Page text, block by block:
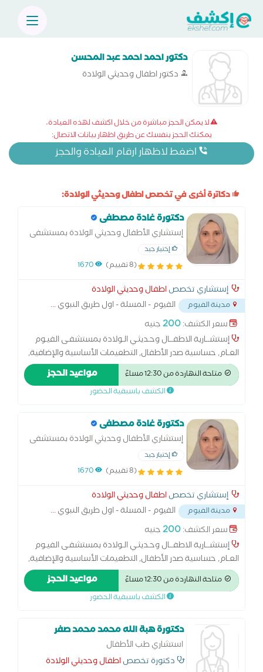
دكتور احمد احمد عبد المحسن
دكتور اطفال وحديثي الولادة
لا يمكن الحجز مباشرة من خلال اكشف لهذه العيادة،
يمكنك الحجز بنفسك عن طريق اظهار بيانات الاتصال:
اضغط لاظهار ارقام العيادة والحجز
دكاترة أخرى في تخصص اطفال وحديثي الولادة:
دكتورة غادة مصطفى
إستشاري الأطفال وحديثي الولادة بمستشفى
الفيوم العام
إختيار جيد
(8 تقييم) 1670
إستشاري تخصصاطفال وحديثي الولادة
مدينة الفيوم الفيوم - المسلة - اول طريق النبوي...
سعر الكشف:200جنيه
إستشــارية الاطفــال وحـديثـي الـولادة بمستشفـى الفيـوم
العـام, حساسية صدر الأطفال, التطعيمات الأساسية والإضافية,
النزلة المعوية, متابعة النمو, متابعة الرضاعة, الربو الشعبي,
امراض المناعة, منظار الاذن
متاحة النهاردة من 12:30 مساءً مواعيد الحجز
الكشف باسبقية الحضور
دكتورة غادة مصطفى
إستشاري الأطفال وحديثي الولادة بمستشفى
الفيوم العام
إختيار جيد
(8 تقييم) 1670
إستشاري تخصصاطفال وحديثي الولادة
مدينة الفيوم الفيوم - المسلة - اول طريق النبوي...
سعر الكشف:200جنيه
إستشــارية الاطفــال وحـديثـي الـولادة بمستشفـى الفيـوم
العـام, حساسية صدر الأطفال, التطعيمات الأساسية والإضافية,
النزلة المعوية, متابعة النمو, متابعة الرضاعة, الربو الشعبي,
امراض المناعة, منظار الاذن
متاحة النهاردة من 12:30 مساءً مواعيد الحجز
الكشف باسبقية الحضور
دكتورة هبة الله محمد محمد صفر
استشاري طب الأطفال
دكتورة تخصصاطفال وحديثي الولادة